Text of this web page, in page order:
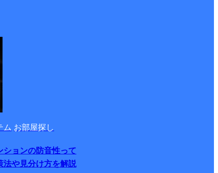
ム お部屋探し
ションの防音性って
法や見分け方を解説